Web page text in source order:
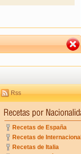
Rss
Recetas de España
Recetas de Internacional
Recetas de Italia